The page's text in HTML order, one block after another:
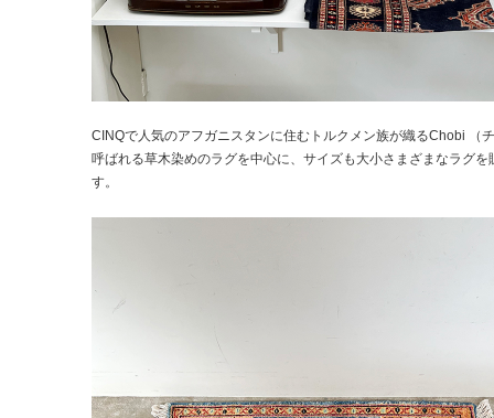
CINQで人気のアフガニスタンに住むトルクメン族が織るChobi （
呼ばれる草木染めのラグを中心に、サイズも大小さまざまなラグを
す。